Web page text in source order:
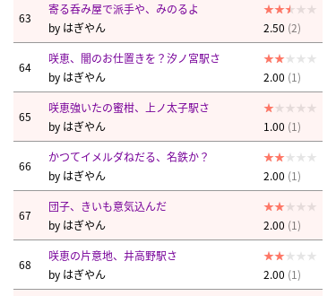
63
寄る呑み屋で派手や、みのるよ
by はぎやん 2.50 (2)
64
咲恵、闇のお仕置きを？汐ノ宮駅さ
by はぎやん 2.00 (1)
65
咲恵強いたの蜜柑、上ノ太子駅さ
by はぎやん 1.00 (1)
66
かつてイメルダねだる、名鉄か？
by はぎやん 2.00 (1)
67
団子、きいも意気込んだ
by はぎやん 2.00 (1)
68
咲恵の片意地、井高野駅さ
by はぎやん 2.00 (1)